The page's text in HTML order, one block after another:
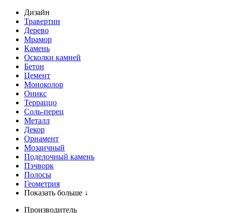
Дизайн
Травертин
Дерево
Мрамор
Камень
Осколки камней
Бетон
Цемент
Моноколор
Оникс
Терраццо
Соль-перец
Металл
Декор
Орнамент
Мозаичный
Поделочный камень
Пэчворк
Полосы
Геометрия
Показать больше ↓
Производитель